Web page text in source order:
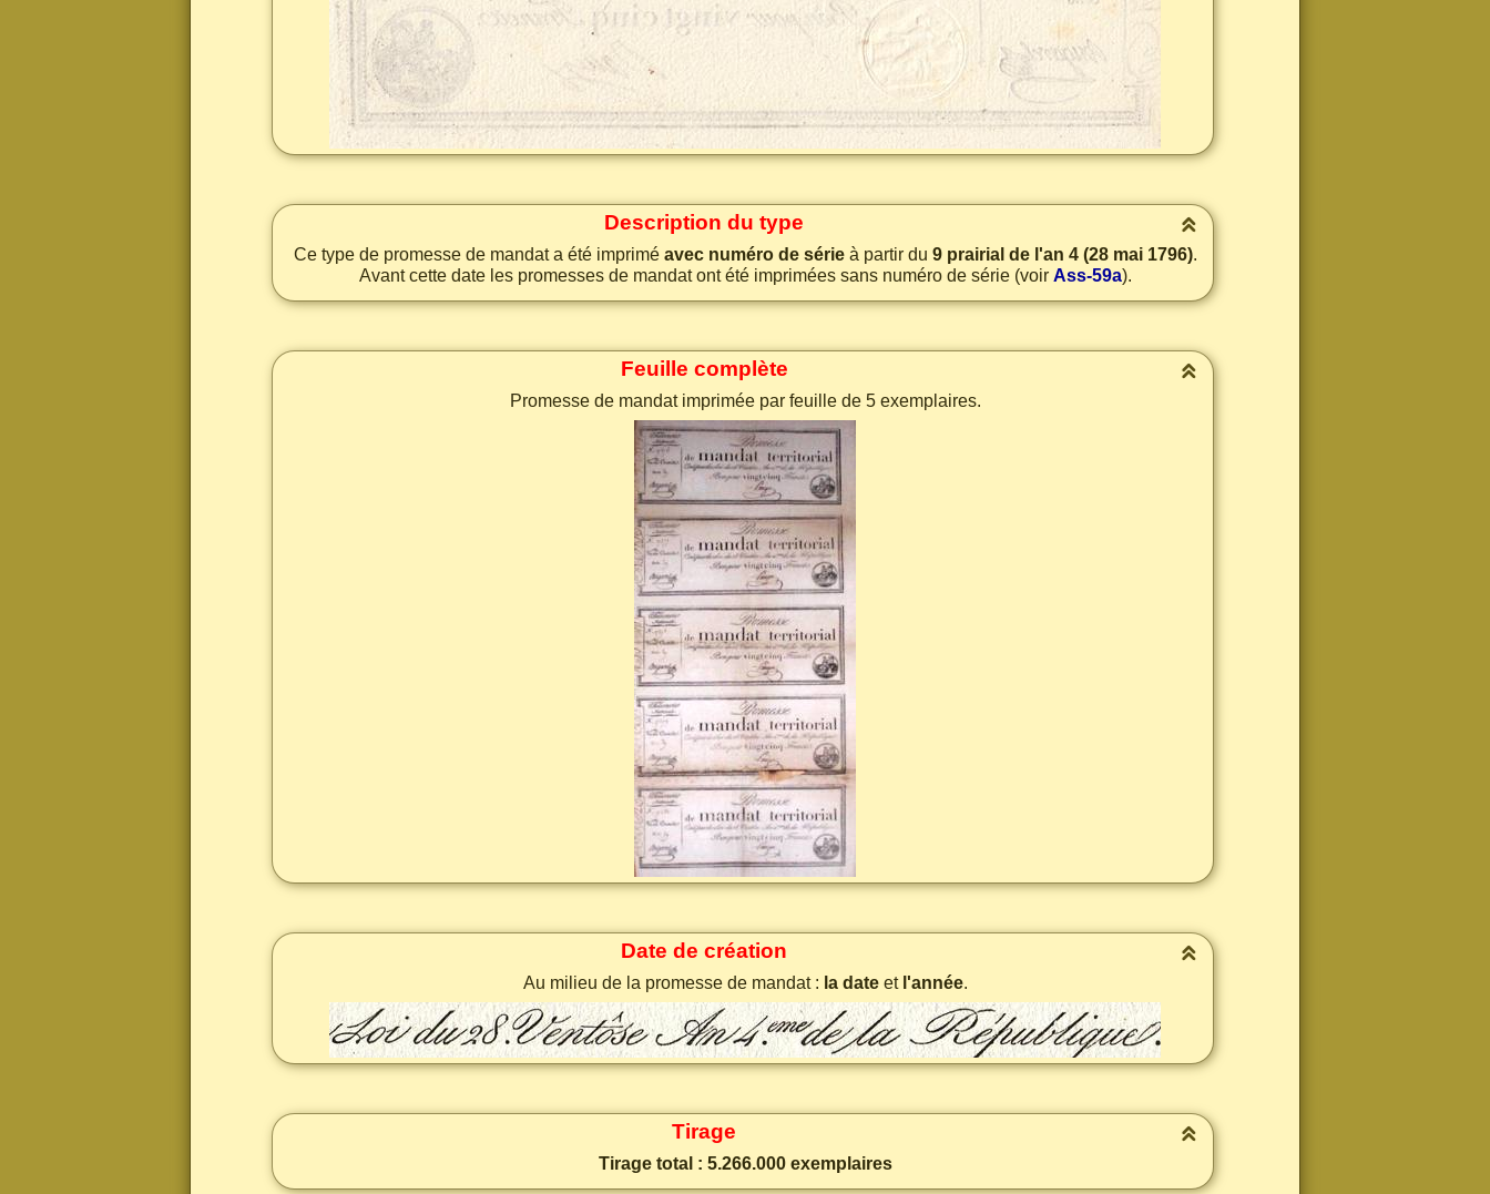
Description du type
Ce type de promesse de mandat a été imprimé avec numéro de sérieà partir du 9 prairial de l'an 4 (28 mai 1796).
Avant cette date les promesses de mandat ont été imprimées sans numéro de série (voir Ass-59a).
Feuille complète
Promesse de mandat imprimée par feuille de 5 exemplaires.
Date de création
Au milieu de la promesse de mandat : la dateet l'année.
Tirage
Tirage total : 5.266.000 exemplaires